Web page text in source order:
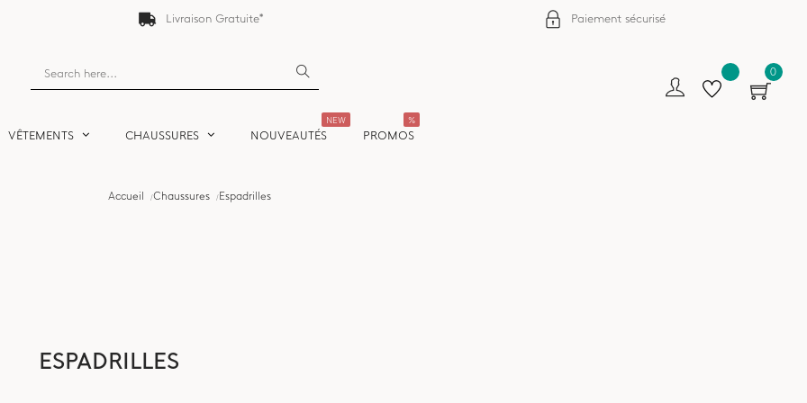
Livraison Gratuite* Paiement sécurisé
0
VÊTEMENTS CHAUSSURES NOUVEAUTÉS
NEW
PROMOS
%
Accueil Chaussures Espadrilles
ESPADRILLES